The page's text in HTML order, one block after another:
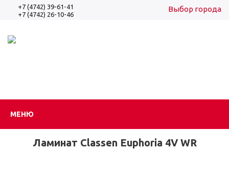
+7 (4742) 39-61-41
+7 (4742) 26-10-46
Выбор города
МЕНЮ
Ламинат Classen Euphoria 4V WR